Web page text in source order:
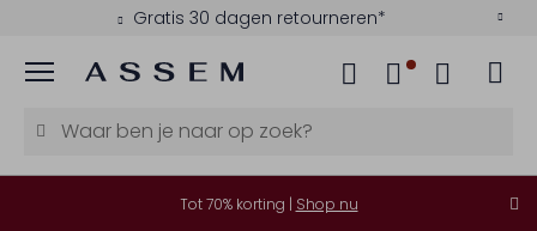
Gratis 30 dagen retourneren*
Menu
Tot 70% korting | Shop nu